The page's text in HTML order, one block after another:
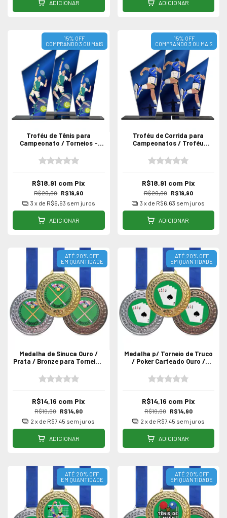
ADICIONAR ADICIONAR
15% OFF
COMPRANDO 3 OU MAIS
Troféu de Tênis para
Campeonato / Torneios -
R$29,90 R$19,90
R$18,91 com Pix
3 x de R$6,63 sem juros
ADICIONAR
15% OFF
COMPRANDO 3 OU MAIS
Troféu de Corrida para
Campeonatos / Troféu
R$29,90 R$19,90
R$18,91 com Pix
3 x de R$6,63 sem juros
ADICIONAR
ATÉ 20% OFF
EM QUANTIDADE
Medalha de Sinuca Ouro /
Prata / Bronze para Torneio /
55mm
R$19,90 R$14,90
R$14,16 com Pix
2 x de R$7,45 sem juros
ADICIONAR
ATÉ 20% OFF
EM QUANTIDADE
Medalha p/ Torneio de Truco
/ Poker Carteado Ouro /
55mm
R$19,90 R$14,90
R$14,16 com Pix
2 x de R$7,45 sem juros
ADICIONAR
ATÉ 20% OFF
EM QUANTIDADE
ATÉ 20% OFF
EM QUANTIDADE